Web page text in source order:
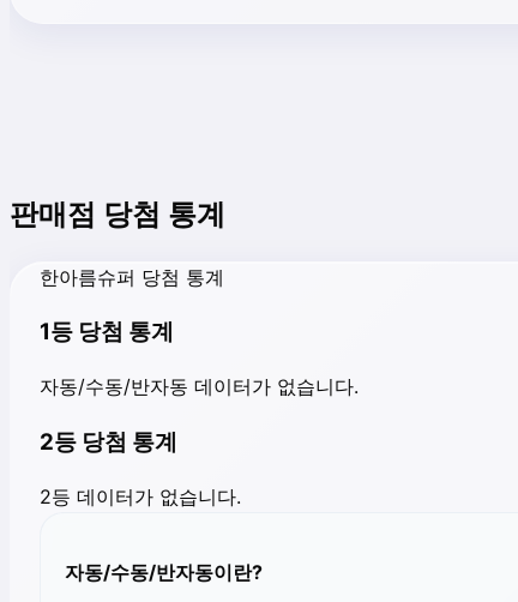
판매점 당첨 통계
한아름슈퍼 당첨 통계
1등 당첨 통계
자동/수동/반자동 데이터가 없습니다.
2등 당첨 통계
2등 데이터가 없습니다.
자동/수동/반자동이란?